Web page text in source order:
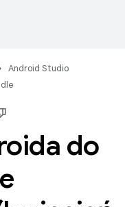
Android Studio
do